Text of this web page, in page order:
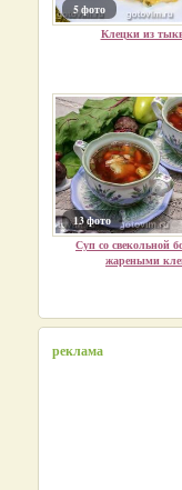
5 фото
Клецки из
13 фото
Суп со свекольной
жареными
реклама